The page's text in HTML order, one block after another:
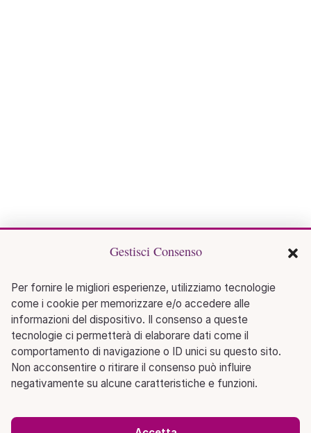
Gestisci Consenso
Per fornire le migliori esperienze, utilizziamo tecnologie
come i cookie per memorizzare e/o accedere alle
informazioni del dispositivo. Il consenso a queste
tecnologie ci permetterà di elaborare dati come il
comportamento di navigazione o ID unici su questo sito.
Non acconsentire o ritirare il consenso può influire
negativamente su alcune caratteristiche e funzioni.